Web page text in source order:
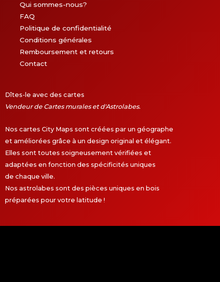
Qui sommes-nous?
FAQ
Politique de confidentialité
Conditions générales
Remboursement et retours
Contact
Dîtes-le avec des cartes
Vendeur de Cartes murales et d'Astrolabes.
Nos cartes City Maps sont créées par un géographe
et améliorées grâce à un design original et élégant.
Elles sont toutes soigneusement vérifiées et
adaptées en fonction des spécificités uniques
de chaque ville.
Nos astrolabes sont des pièces uniques en bois
préparées pour votre latitude !